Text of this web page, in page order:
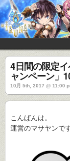
4日間の限定
ャンペーン」
10月 5th, 2017 @ 11:00
こんばんは。
運営のマサヤンです